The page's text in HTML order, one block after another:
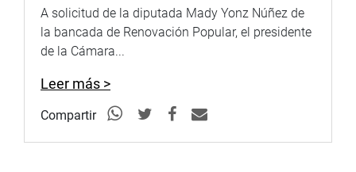
Lima, 30 de junio de 2021
PRENSA CONGRESO
A solicitud de la diputada Mady Yonz Núñez de
la bancada de Renovación Popular, el presidente
de la Cámara...
Leer más >
Compartir